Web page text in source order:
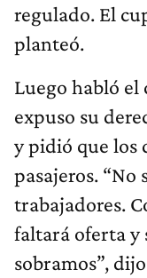
regulado. El
planteó.
Luego habló el
expuso su
y pidió que los
pasajeros. “No
trabajadores.
faltará oferta y
sobramos”,